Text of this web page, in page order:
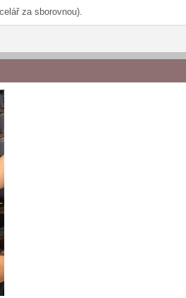
za sborovnou).